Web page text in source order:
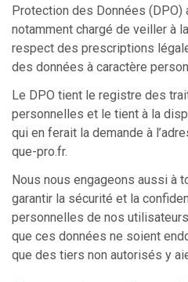
Protection des Données (DPO)
notamment chargé de veiller à
respect des prescriptions
des données à caractère
Le DPO tient le registre des
personnelles et le tient à la
qui en ferait la demande à
que-pro.fr.
Nous nous engageons aussi à
garantir la sécurité et la
personnelles de nos
que ces données ne soient
que des tiers non autorisés y